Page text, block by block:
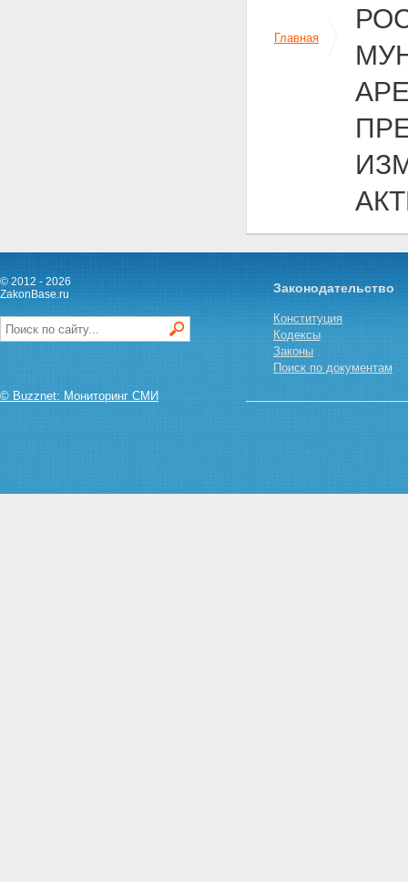
Главная
© 2012 - 2026
ZakonBase.ru
© Buzznet: Мониторинг СМИ
Законодательство
Конституция
Кодексы
Законы
Поиск по документам